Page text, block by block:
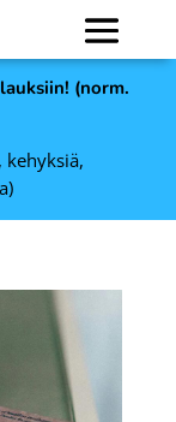
(norm.
kehyksiä,